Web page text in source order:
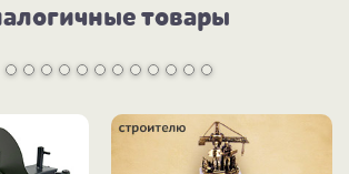
товары